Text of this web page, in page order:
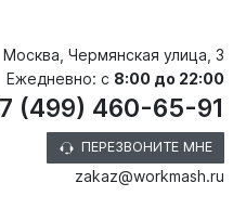
Москва, Чермянская улица, 3
Ежедневно: с 8:00 до 22:00
(499) 460-65-91
ПЕРЕЗВОНИТЕ МНЕ
zakaz@workmash.ru